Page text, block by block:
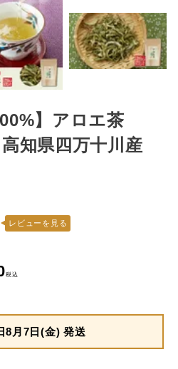
】アロエ茶
知県四万十川産
レビューを見る
税込
8月7日(金) 発送